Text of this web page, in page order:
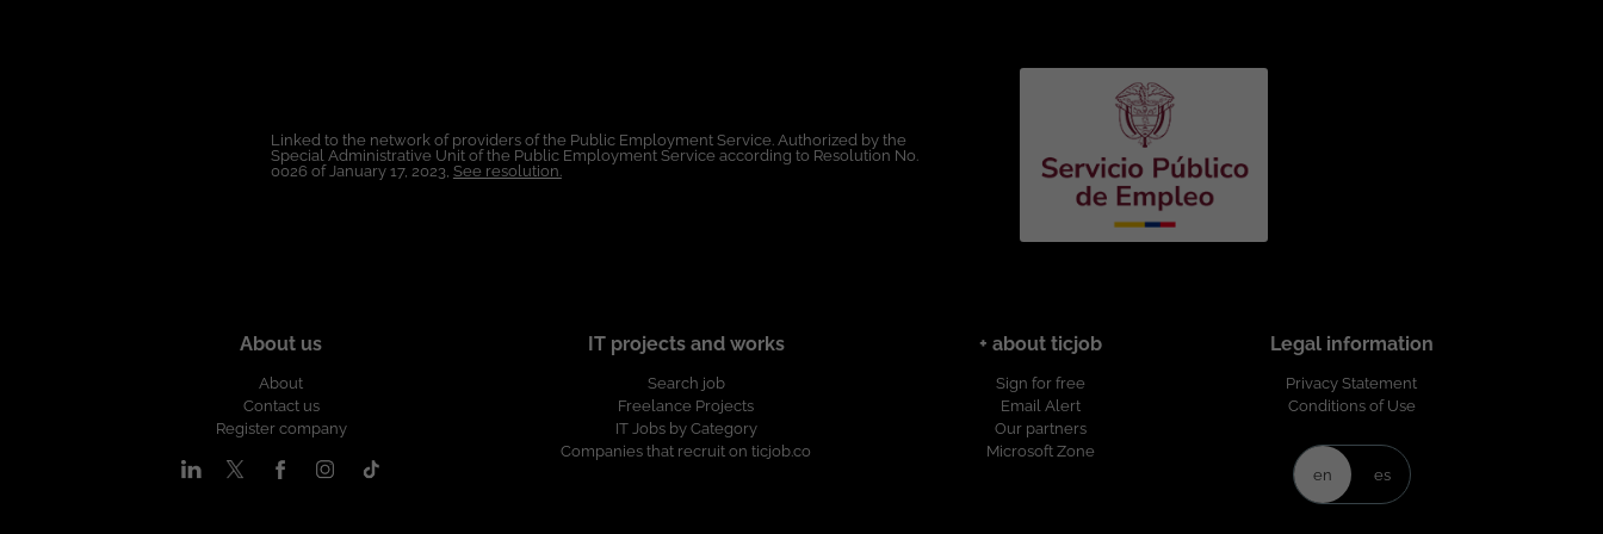
Linked to the network of providers of the Public Employment Service. Authorized by the
Special Administrative Unit of the Public Employment Service according to Resolution No.
0026 of January 17, 2023, See resolution.
About us
About
Contact us
Register company
IT projects and works
Search job
Freelance Projects
IT Jobs by Category
Companies that recruit on ticjob.co
+ about ticjob
Sign for free
Email Alert
Our partners
Microsoft Zone
Legal information
Privacy Statement
Conditions of Use
en es